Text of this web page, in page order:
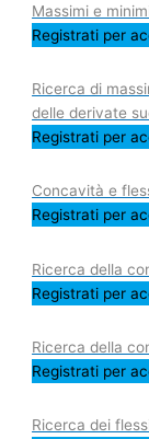
Massimi e
Registrati per
Ricerca di
delle derivate
Registrati per
Concavità e
Registrati per
Ricerca della
Registrati per
Ricerca della
Registrati per
Ricerca dei